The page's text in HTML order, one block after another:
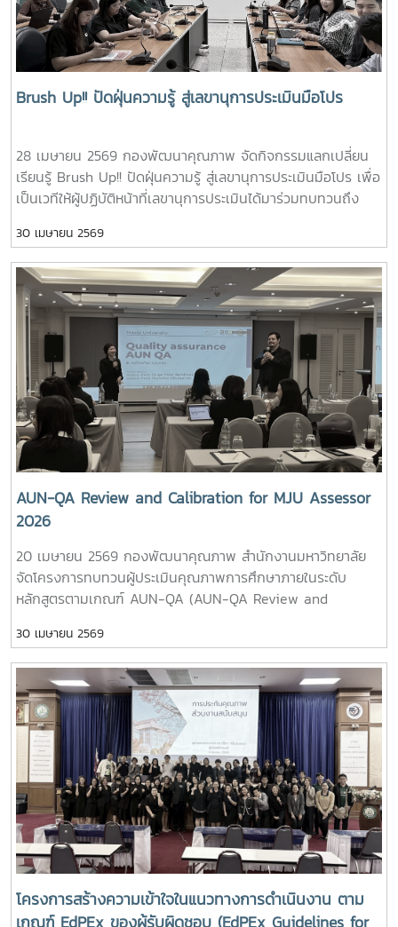
Brush Up!! ปัดฝุ่นความรู้ สู่เลขานุการประเมินมือโปร
28 เมษายน 2569 กองพัฒนาคุณภาพ จัดกิจกรรมแลกเปลี่ยน
เรียนรู้ Brush Up!! ปัดฝุ่นความรู้ สู่เลขานุการประเมินมือโปร เพื่อ
เป็นเวทีให้ผู้ปฏิบัติหน้าที่เลขานุการประเมินได้มาร่วมทบทวนถึง
เพื่อให้มีแนวทางการทำงานที่เป็นมาตรฐานและมีประสิทธิภาพ และ
ที่สำคัญคือมีเครือข่ายความร่วมมือจากผู้ปฏิบัติงานประกัน
คุณภาพในแต่ละส่วนงานที่เข้มแข็ง ในกิจกรรมนี้ มีเจ้าหน้าที่ผู้
ปฏิบัติงานการพัฒนาคุณภาพของแต่ละส่วนงานเข้าร่วมแลก
เปลี่ยนความคิด ข้อคิดเห็น และพิจารณาเสนอข้อเสนอแนะเพื่อ
พัฒนาการทำหน้าที่เลขานุการให้มีประสิทธิภาพต่อไป# QA
Secretary# คนคุณภาพ# งานพัฒนาคุณภาพ# กองพัฒนา
คุณภาพ
30 เมษายน 2569
AUN-QA Review and Calibration for MJU Assessor
2026
20 เมษายน 2569 กองพัฒนาคุณภาพ สำนักงานมหาวิทยาลัย
จัดโครงการทบทวนผู้ประเมินคุณภาพการศึกษาภายในระดับ
หลักสูตรตามเกณฑ์ AUN-QA (AUN-QA Review and
เลี่ยน โรงแรมดุสิต ปริ้นเซส เชียงใหม่ โดยได้รับเกียรติจาก รอง
อธิการบดี รองศาสตราจารย์ ดร.ชัยยศ สัมฤทธิ์สกุล เป็นประธาน
ในพิธีเปิด และผู้ช่วยอธิการบดี ผู้ช่วยศาสตราจารย์ ดร.ปรีดา ศรี
นฤวรรณ กล่าวเปิดโครงการ โดยการอบรมครั้งนี้ได้รับเกียรติจาก
Assoc. Prof. Dr.Jorge Fidel Barahona Caceres ,Lead
Assessor : AUN-QA ASEAN และรองศาสตราจารย์ ดร.วรรณ
วิไล จุลพันธ์ อาจารย์ผู้รับผิดชอบหลักสูตรเศรษฐศาสตรบัณฑิต
สาขาวิชาเศรษฐศาสตร์ระหว่างประเทศ คณะเศรษฐศาสตร์
มหาวิทยาลัยแม่โจ้ เป็นวิทยากรบรรยายให้ความรู้ในการทบทวน
ประเด็นการประเมินคุณภาพระดับหลักสูตร และการแลกเปลี่ยน
เรียนรู้ในประเด็นการเข้ารับการประเมินหลักสูตร AUN-QA
External ของหลักสูตรเศรษฐศาสตรบัณฑิต สาขาวิชา
เศรษฐศาสตร์ระหว่างประเทศ และการอบรมครั้งนี้มีการออนไลน์
ให้กับทางมหาวิทยาลัยแม่โจ้-แพร่ เฉลิมพระเกียรติ และ
30 เมษายน 2569
โครงการสร้างความเข้าใจในแนวทางการดำเนินงาน ตาม